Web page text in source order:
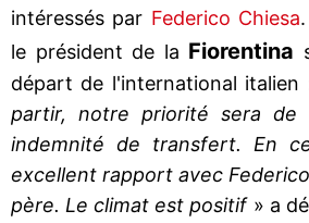
intéressés par Federico Chiesa
le président de la Fiorentina
départ de l'international
partir, notre priorité sera de
indemnité de transfert. En
excellent rapport avec
père. Le climat est positif » a